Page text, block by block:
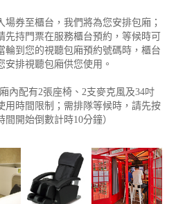
券至櫃台，我們將為您安排包廂；
持門票在服務櫃台預約，等候時可
輪到您的視聽包廂預約號碼時，櫃台
排視聽包廂供您使用。
內配有2張座椅、2支麥克風及34吋
用時間限制；需排隊等候時，請先按
間開始倒數計時10分鐘）